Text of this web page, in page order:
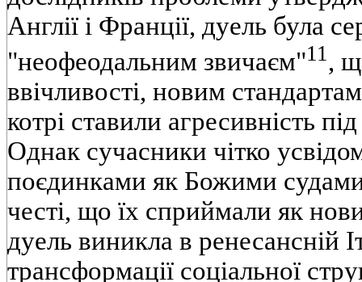
Англії і Франції, дуель була
"неофеодальним звичаєм"11,
ввічливості, новим
котрі ставили агресивність
Однак сучасники чітко
поєдинками як Божими
честі, що їх сприймали як
дуель виникла в ренесансній
трансформації соціальної